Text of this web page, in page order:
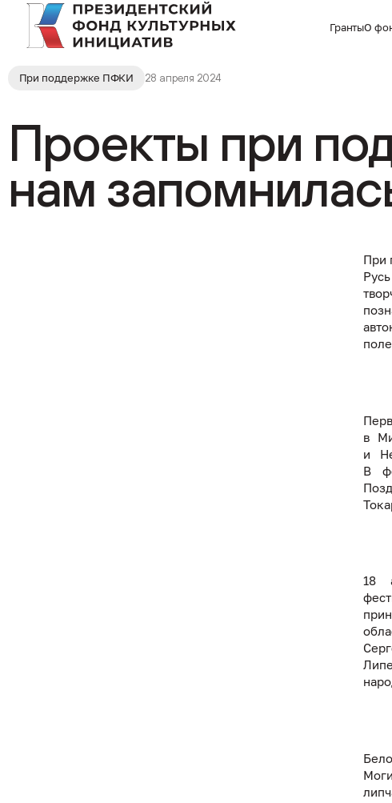
ГрантыО
При поддержке ПФКИ 28 апреля 2024
Проекты при
нам
При
в
и
В
18